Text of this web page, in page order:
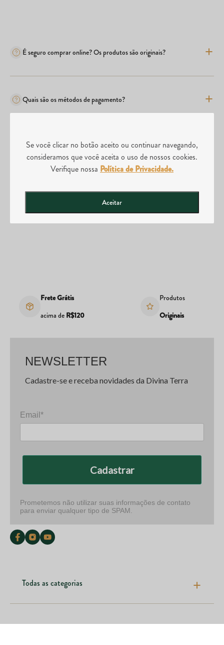
Se você clicar no botão aceito ou continuar navegando,
consideramos que você aceita o uso de nossos cookies.
Verifique nossa Política de Privacidade.
Aceitar
É seguro comprar online? Os produtos são originais?
Quais são os métodos de pagamento?
Comprei o produto errado, posso realizar a troca?
Posso abrir uma loja da Divina Tera?
Frete Grátis
acima de R$120
Produtos
Originais
NEWSLETTER
Cadastre-se e receba novidades da Divina Terra
Email*
Cadastrar
Prometemos não utilizar suas informações de contato
para enviar qualquer tipo de SPAM.
Todas as categorias
Articulações e ossos